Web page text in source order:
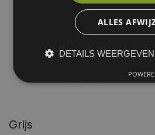
Grijs
ALLES
DETAILS WEERGEVEN